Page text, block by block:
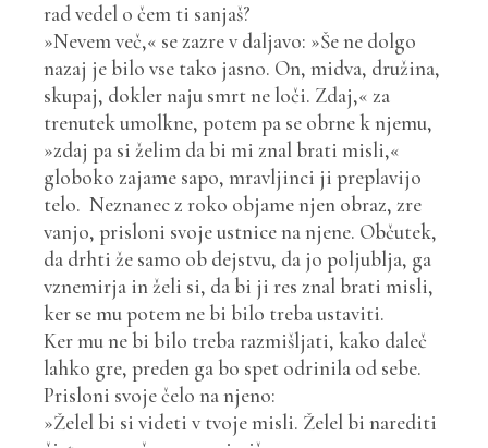
rad vedel o čem ti sanjaš?
»Nevem več,« se zazre v daljavo: »Še ne dolgo
nazaj je bilo vse tako jasno. On, midva, družina,
skupaj, dokler naju smrt ne loči. Zdaj,« za
trenutek umolkne, potem pa se obrne k njemu,
»zdaj pa si želim da bi mi znal brati misli,«
globoko zajame sapo, mravljinci ji preplavijo
telo. Neznanec z roko objame njen obraz, zre
vanjo, prisloni svoje ustnice na njene. Občutek,
da drhti že samo ob dejstvu, da jo poljublja, ga
vznemirja in želi si, da bi ji res znal brati misli,
ker se mu potem ne bi bilo treba ustaviti.
Ker mu ne bi bilo treba razmišljati, kako daleč
lahko gre, preden ga bo spet odrinila od sebe.
Prisloni svoje čelo na njeno:
»Želel bi si videti v tvoje misli. Želel bi narediti